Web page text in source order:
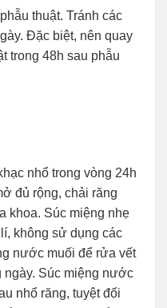
thuật. Tránh các
Đặc biệt, nên quay
trong 48h sau phẫu
nhổ trong vòng 24h
đủ rộng, chải răng
khoa. Súc miệng nhẹ
không sử dụng các
nước muối để rửa vết
ngày. Súc miệng nước
nhổ răng, tuyệt đối